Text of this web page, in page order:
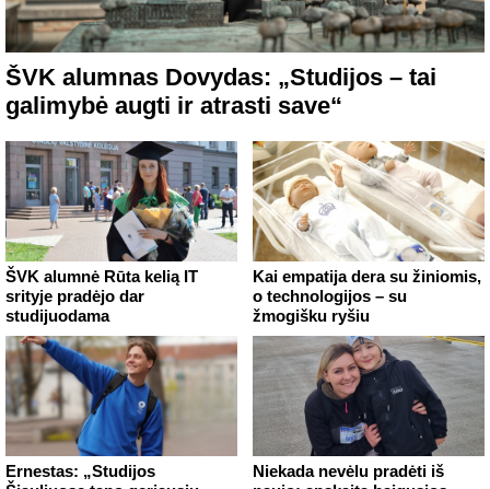
ŠVK alumnas Dovydas: „Studijos – tai
galimybė augti ir atrasti save“
ŠVK alumnė Rūta kelią IT
srityje pradėjo dar
studijuodama
Kai empatija dera su žiniomis,
o technologijos – su
žmogišku ryšiu
Ernestas: „Studijos
Niekada nevėlu pradėti iš